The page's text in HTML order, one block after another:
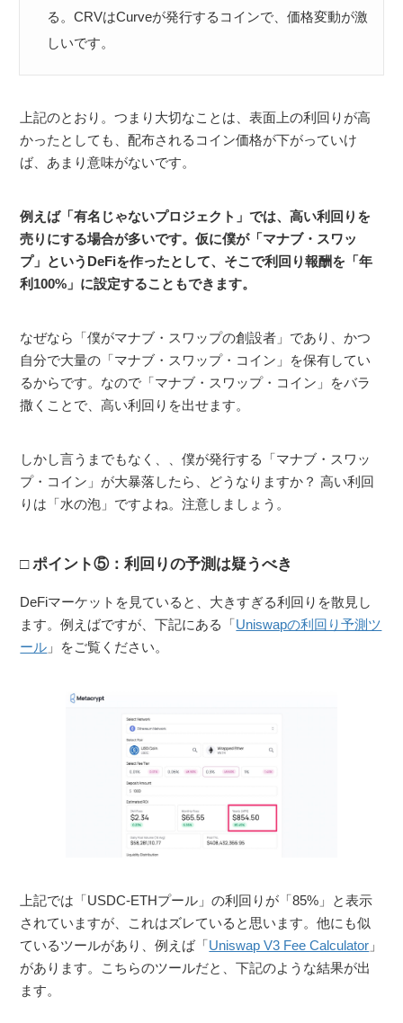
る。CRVはCurveが発行するコインで、価格変動が激
しいです。
上記のとおり。つまり大切なことは、表面上の利回りが高
かったとしても、配布されるコイン価格が下がっていけ
ば、あまり意味がないです。
例えば「有名じゃないプロジェクト」では、高い利回りを
売りにする場合が多いです。仮に僕が「マナブ・スワッ
プ」というDeFiを作ったとして、そこで利回り報酬を「年
利100%」に設定することもできます。
なぜなら「僕がマナブ・スワップの創設者」であり、かつ
自分で大量の「マナブ・スワップ・コイン」を保有してい
るからです。なので「マナブ・スワップ・コイン」をバラ
撒くことで、高い利回りを出せます。
しかし言うまでもなく、、僕が発行する「マナブ・スワッ
プ・コイン」が大暴落したら、どうなりますか？ 高い利回
りは「水の泡」ですよね。注意しましょう。
ポイント⑤：利回りの予測は疑うべき
DeFiマーケットを見ていると、大きすぎる利回りを散見し
ます。例えばですが、下記にある「Uniswapの利回り予測ツ
ール 」をご覧ください。
上記では「USDC-ETHプール」の利回りが「85%」と表示
されていますが、これはズレていると思います。他にも似
ているツールがあり、例えば「Uniswap V3 Fee Calculator 」
があります。こちらのツールだと、下記のような結果が出
ます。